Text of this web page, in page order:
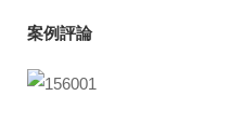
案例評論